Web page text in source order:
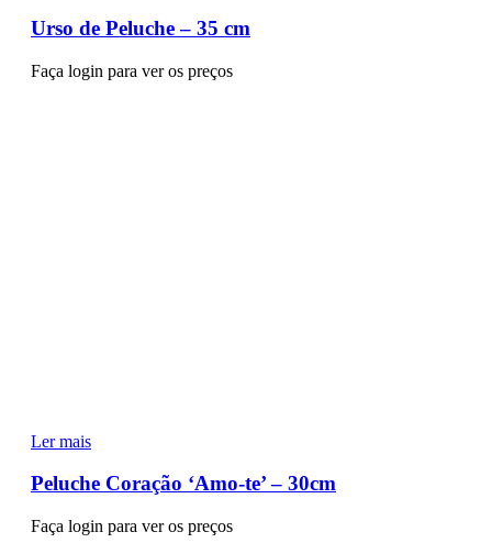
Urso de Peluche – 35 cm
Faça login para ver os preços
Ler mais
Peluche Coração ‘Amo-te’ – 30cm
Faça login para ver os preços